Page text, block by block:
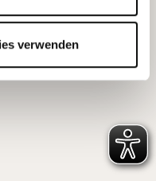
verwenden